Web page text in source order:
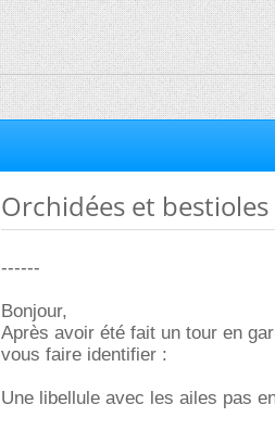
Orchidées et bestioles
------
Bonjour,
Après avoir été fait un tour en
vous faire identifier :
Une libellule avec les ailes pas